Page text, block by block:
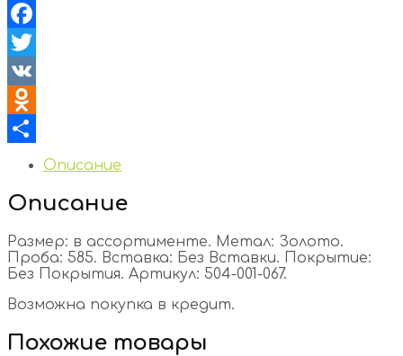
Facebook
Twitter
VK
Odnoklassniki
Отправить
Описание
Описание
Размер: в ассортименте. Метал: Золото.
Проба: 585. Вставка: Без Вставки. Покрытие:
Без Покрытия. Артикул: 504-001-067.
Возможна покупка в кредит.
Похожие товары